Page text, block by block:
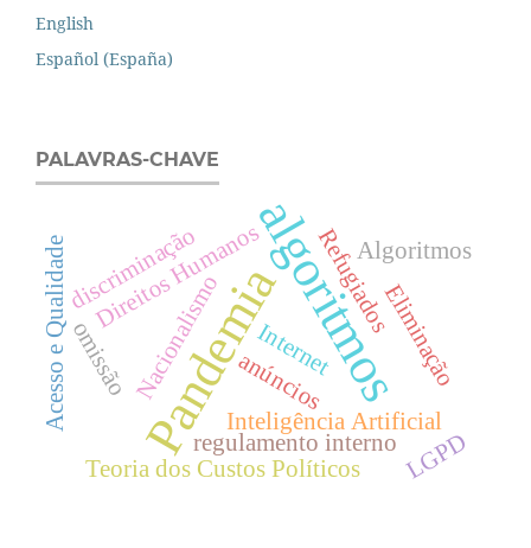
English
Español (España)
PALAVRAS-CHAVE
algoritmos
Pandemia
Teoria dos Custos Políticos
Direitos Humanos
Internet
Nacionalismo Refugiados
anúncios
discriminação
Inteligência Artificial
Algoritmos
Eliminação
LGPD
Acesso e Qualidade
regulamento interno
omissão